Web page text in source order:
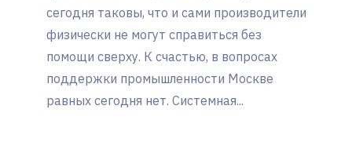
сегодня таковы, что и сами производители
физически не могут справиться без
помощи сверху. К счастью, в вопросах
поддержки промышленности Москве
равных сегодня нет. Системная...